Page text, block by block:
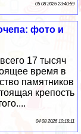
05 08 2026 23:40:59
фото и
17 тысяч
время в
памятников
крепость
04 08 2026 10:18:11